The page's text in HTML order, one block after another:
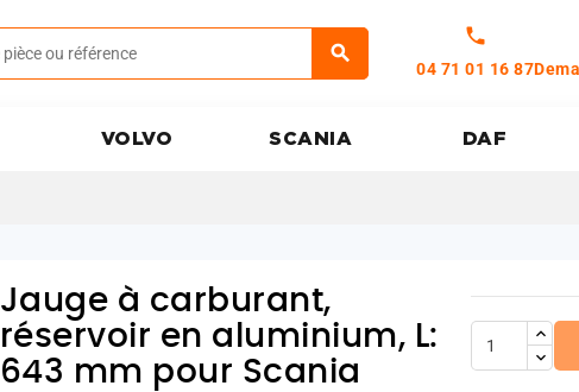
call
04 71 01 16 87
VOLVO SCANIA DAF
Jauge à carburant,
réservoir en aluminium, L:
643 mm pour Scania